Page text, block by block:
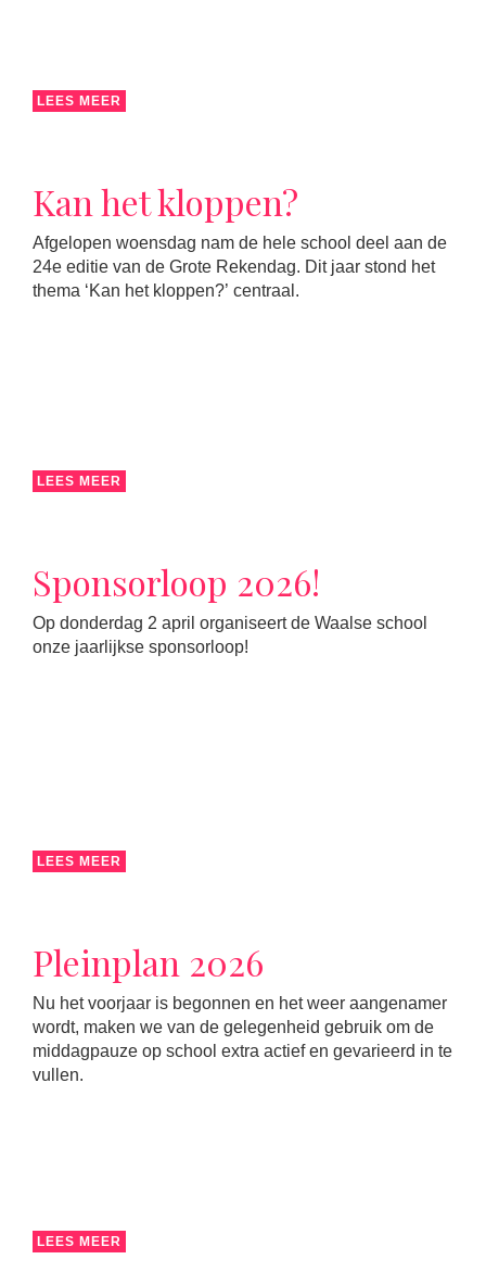
LEES MEER
Kan het kloppen?
Afgelopen woensdag nam de hele school deel aan de
24e editie van de Grote Rekendag. Dit jaar stond het
thema ‘Kan het kloppen?’ centraal.
LEES MEER
Sponsorloop 2026!
Op donderdag 2 april organiseert de Waalse school
onze jaarlijkse sponsorloop!
LEES MEER
Pleinplan 2026
Nu het voorjaar is begonnen en het weer aangenamer
wordt, maken we van de gelegenheid gebruik om de
middagpauze op school extra actief en gevarieerd in te
vullen.
LEES MEER